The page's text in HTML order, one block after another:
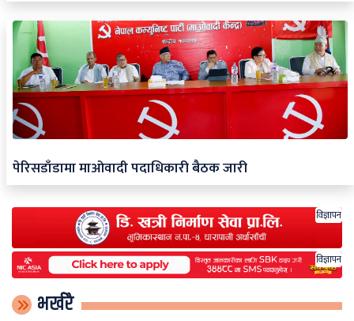
पेरिसडाँडामा माओवादी पदाधिकारी बैठक जारी
विज्ञापन
विज्ञापन
भर्खरै